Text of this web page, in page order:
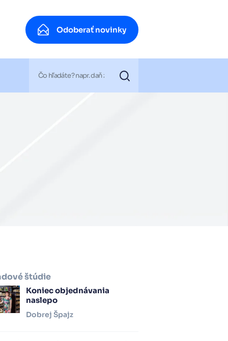
Odoberať novinky
štúdie
Koniec objednávania
naslepo
Dobrej Špajz